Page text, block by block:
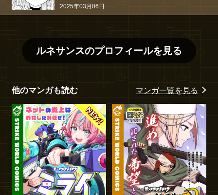
2025年03月06日
ルネサンスのプロフィールを見る
他のマンガも読む マンガ一覧を見る